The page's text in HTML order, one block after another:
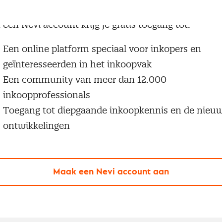
een Nevi account krijg je gratis toegang tot:
Een online platform speciaal voor inkopers en
geïnteresseerden in het inkoopvak
Een community van meer dan 12.000
inkoopprofessionals
Toegang tot diepgaande inkoopkennis en de
ontwikkelingen
Maak een Nevi account aan